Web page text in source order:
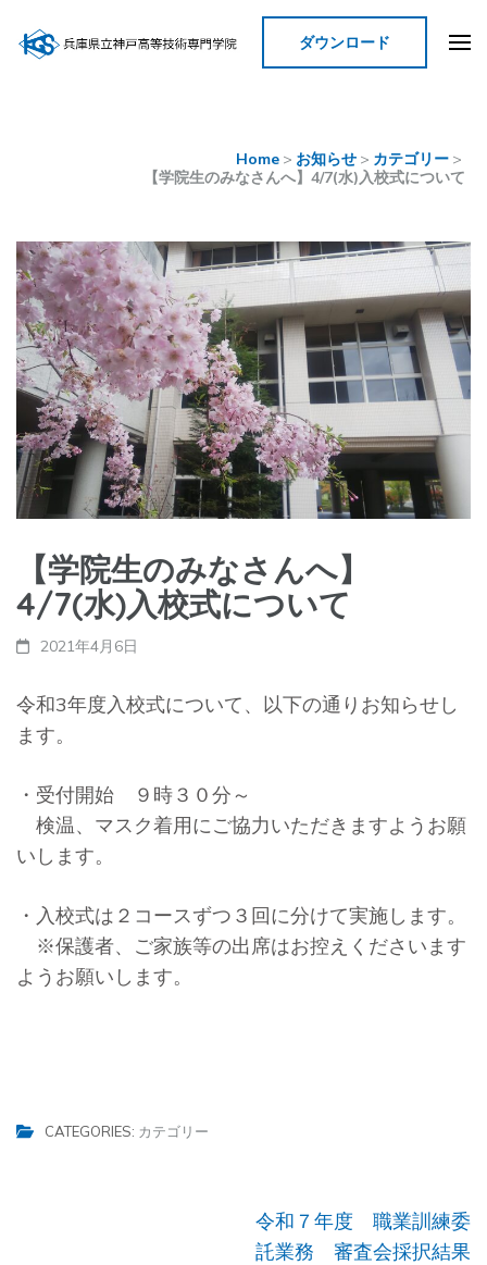
神戸高等技術専門学院
ダウンロード
Home > お知らせ > カテゴリー >
【学院生のみなさんへ】4/7(水)入校式について
【学院生のみなさんへ】
4/7(水)入校式について
2021年4月6日
令和3年度入校式について、以下の通りお知らせし
ます。
・受付開始 ９時３０分～
検温、マスク着用にご協力いただきますようお願
いします。
・入校式は２コースずつ３回に分けて実施します。
※保護者、ご家族等の出席はお控えくださいます
ようお願いします。
CATEGORIES: カテゴリー
令和７年度 職業訓練委
託業務 審査会採択結果